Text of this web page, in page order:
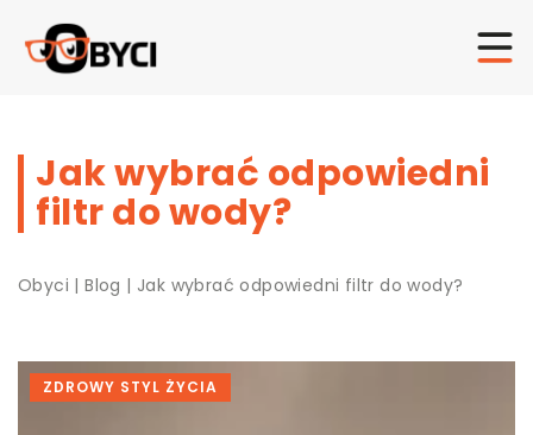
Jak wybrać odpowiedni
filtr do wody?
Obyci |Blog | Jak wybrać odpowiedni filtr do wody?
ZDROWY STYL ŻYCIA